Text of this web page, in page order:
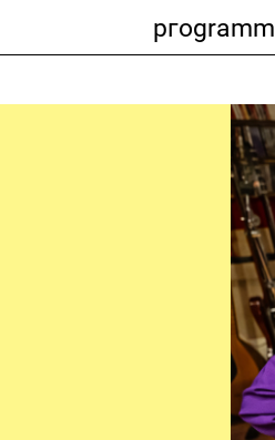
pгogramm